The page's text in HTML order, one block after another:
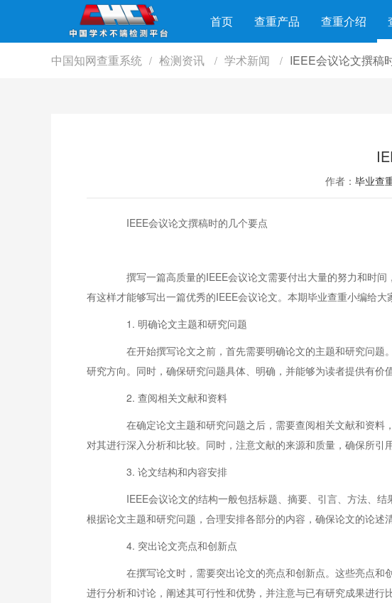
首页 查重产品 查重介绍
中国知网查重系统 / 检测资讯 / 学术新闻 / IEEE会议论文撰稿
作者： 毕业查
IEEE会议论文撰稿时的几个要点
撰写一篇高质量的IEEE会议论文需要付出大量的努力和时间
有这样才能够写出一篇优秀的IEEE会议论文。本期毕业查重小编给大
1. 明确论文主题和研究问题
在开始撰写论文之前，首先需要明确论文的主题和研究问题
研究方向。同时，确保研究问题具体、明确，并能够为读者提供有价
2. 查阅相关文献和资料
在确定论文主题和研究问题之后，需要查阅相关文献和资料
对其进行深入分析和比较。同时，注意文献的来源和质量，确保所引
3. 论文结构和内容安排
IEEE会议论文的结构一般包括标题、摘要、引言、方法、结
根据论文主题和研究问题，合理安排各部分的内容，确保论文的论述
4. 突出论文亮点和创新点
在撰写论文时，需要突出论文的亮点和创新点。这些亮点和
进行分析和讨论，阐述其可行性和优势，并注意与已有研究成果进行比